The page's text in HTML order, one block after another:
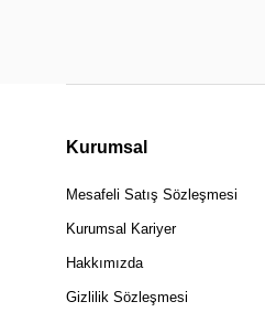
Kurumsal
Mesafeli Satış Sözleşmesi
Kurumsal Kariyer
Hakkımızda
Gizlilik Sözleşmesi